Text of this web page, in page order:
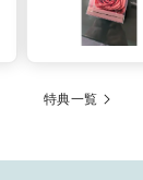
特典一覧